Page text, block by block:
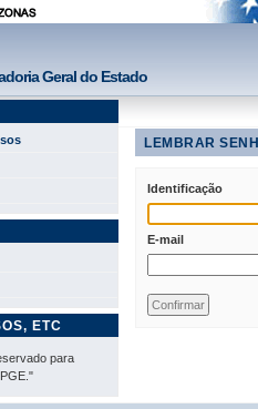
Geral do Estado
ETC
para
LEMBRAR
Identificação
E-mail